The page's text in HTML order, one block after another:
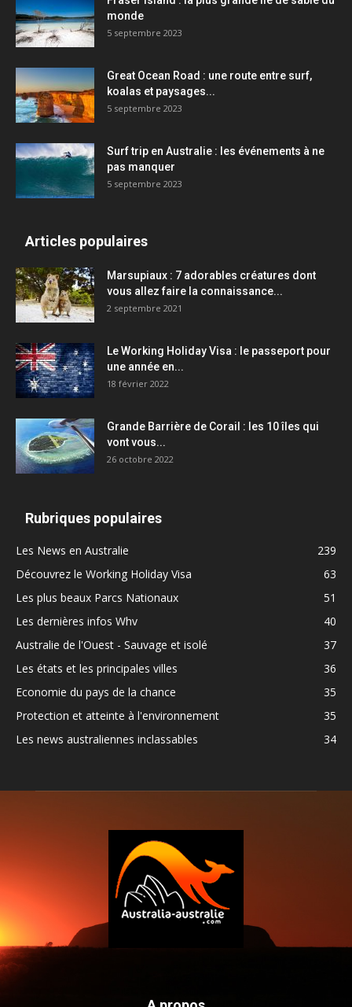
monde
5 septembre 2023
Great Ocean Road : une route entre surf,
koalas et paysages...
5 septembre 2023
Surf trip en Australie : les événements à ne
pas manquer
5 septembre 2023
Articles populaires
Marsupiaux : 7 adorables créatures dont
vous allez faire la connaissance...
2 septembre 2021
Le Working Holiday Visa : le passeport pour
une année en...
18 février 2022
Grande Barrière de Corail : les 10 îles qui
vont vous...
26 octobre 2022
Rubriques populaires
Les News en Australie
239
Découvrez le Working Holiday Visa
63
Les plus beaux Parcs Nationaux
51
Les dernières infos Whv
40
Australie de l'Ouest - Sauvage et isolé
37
Les états et les principales villes
36
Economie du pays de la chance
35
Protection et atteinte à l'environnement
35
Les news australiennes inclassables
34